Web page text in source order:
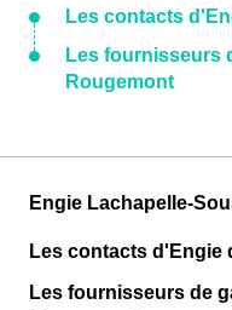
Les contacts
Les fournisseurs
Rougemont
Engie Lachapelle-
Les contacts d'Engie
Les fournisseurs de